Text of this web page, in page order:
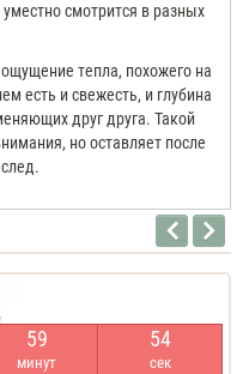
смотрится в разных
тепла, похожего на
есть и свежесть, и глубина
друг друга. Такой
но оставляет после
59
минут
54
сек